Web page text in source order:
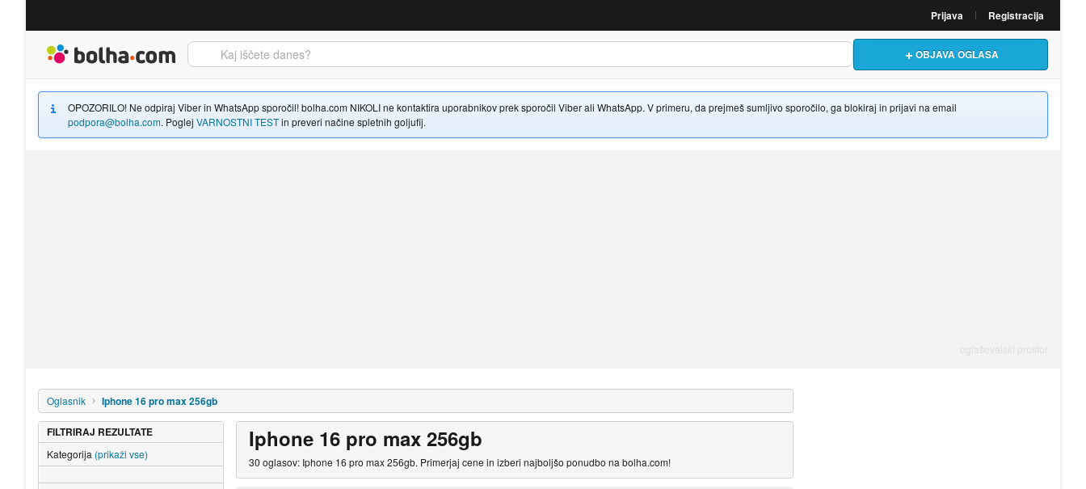
Prijava Registracija
OBJAVA OGLASA
OPOZORILO! Ne odpiraj Viber in WhatsApp sporočil! bolha.com NIKOLI ne kontaktira uporabnikov prek sporočil Viber ali WhatsApp. V primeru, da prejmeš sumljivo sporočilo, ga blokiraj in prijavi na email
podpora@bolha.com. Poglej VARNOSTNI TESTin preveri načine spletnih goljufij.
Oglasnik Iphone 16 pro max 256gb
Iphone 16 pro max 256gb
30 oglasov: Iphone 16 pro max 256gb. Primerjaj cene in izberi najboljšo ponudbo na bolha.com!
FILTRIRAJ REZULTATE
Kategorija (prikaži vse)